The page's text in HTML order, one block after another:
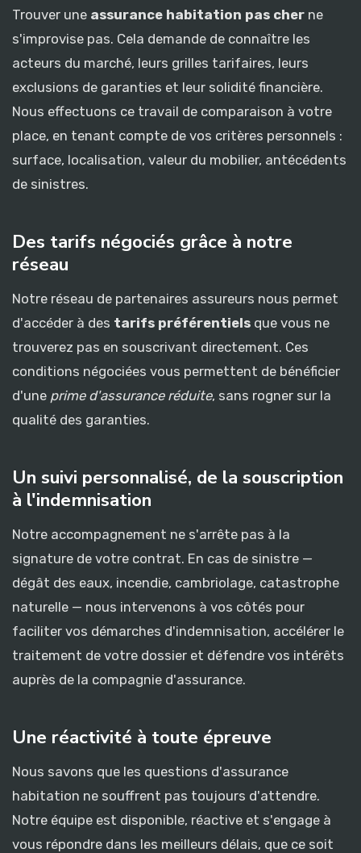
Trouver une assurance habitation pas cher ne
s'improvise pas. Cela demande de connaître les
acteurs du marché, leurs grilles tarifaires, leurs
exclusions de garanties et leur solidité financière.
Nous effectuons ce travail de comparaison à votre
place, en tenant compte de vos critères personnels :
surface, localisation, valeur du mobilier, antécédents
de sinistres.
Des tarifs négociés grâce à notre
réseau
Notre réseau de partenaires assureurs nous permet
d'accéder à des tarifs préférentiels que vous ne
trouverez pas en souscrivant directement. Ces
conditions négociées vous permettent de bénéficier
d'une prime d'assurance réduite, sans rogner sur la
qualité des garanties.
Un suivi personnalisé, de la souscription
à l'indemnisation
Notre accompagnement ne s'arrête pas à la
signature de votre contrat. En cas de sinistre —
dégât des eaux, incendie, cambriolage, catastrophe
naturelle — nous intervenons à vos côtés pour
faciliter vos démarches d'indemnisation, accélérer le
traitement de votre dossier et défendre vos intérêts
auprès de la compagnie d'assurance.
Une réactivité à toute épreuve
Nous savons que les questions d'assurance
habitation ne souffrent pas toujours d'attendre.
Notre équipe est disponible, réactive et s'engage à
vous répondre dans les meilleurs délais, que ce soit